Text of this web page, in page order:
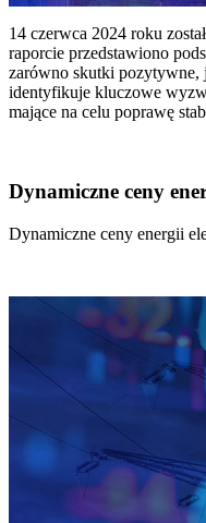
14 czerwca 2024 roku
raporcie przedstawiono
zarówno skutki pozytywne,
identyfikuje kluczowe
mające na celu poprawę
Dynamiczne ceny
Dynamiczne ceny energii